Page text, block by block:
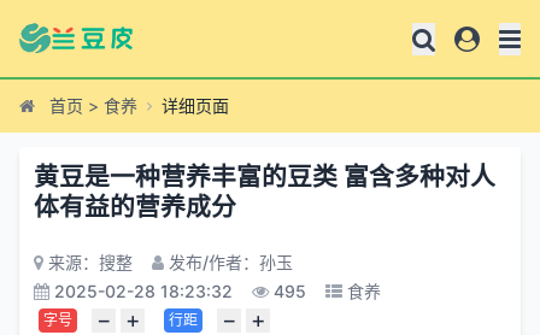
首页 > 食养 详细页面
黄豆是一种营养丰富的豆类 富含多种对人
体有益的营养成分
来源：搜整
发布/作者：孙玉
2025-02-28 18:23:32
495 食养
字号 − + 行距 − +